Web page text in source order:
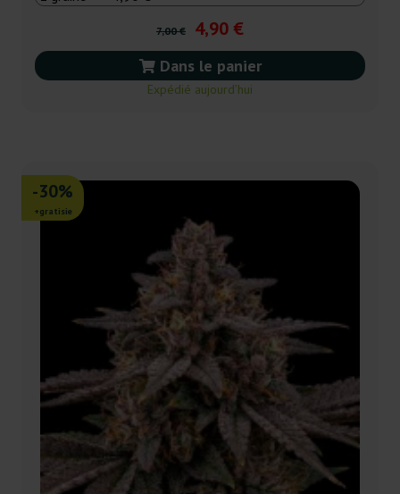
7,00 € 4,90 €
Dans le panier
Expédié aujourd’hui
-30%
+gratisie